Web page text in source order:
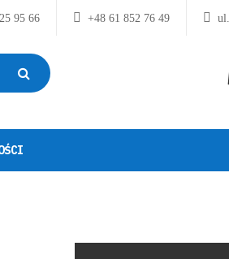
95 66 +48 61 852 76 49